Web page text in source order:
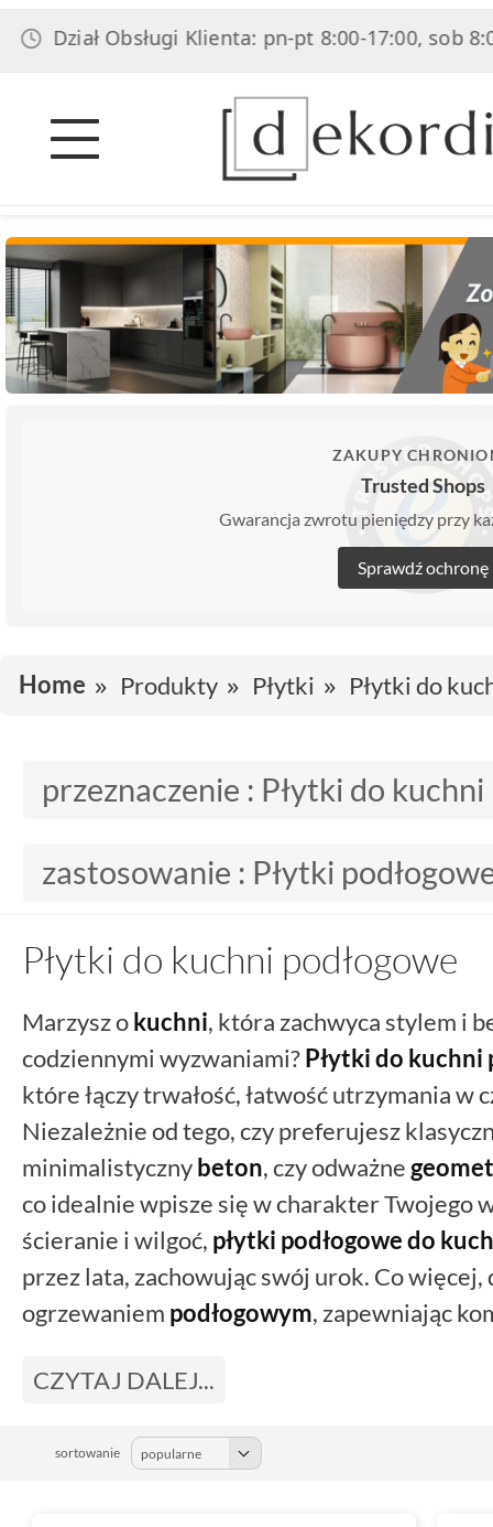
Obsługi Klienta: pn-pt 8:00-17:00, sob 8:00-14:00
ZAKUPY
Trusted Shops
Gwarancja zwrotu pieniędzy przy
Sprawdź ochronę
Home Produkty Płytki Płytki do
przeznaczenie : Płytki do kuchni
zastosowanie : Płytki
Płytki do kuchni podłogowe
Marzysz okuchni, która zachwyca stylem i
codziennymi wyzwaniami?Płytki do kuchni
które łączy trwałość, łatwość utrzymania w
Niezależnie od tego, czy preferujesz
minimalistycznybeton, czy odważne
co idealnie wpisze się w charakter Twojego
ścieranie i wilgoć, płytki podłogowe do
przez lata, zachowując swój urok. Co więcej,
ogrzewaniem podłogowym, zapewniając
kulinarną przygodę!
CZYTAJ DALEJ...
sortowanie